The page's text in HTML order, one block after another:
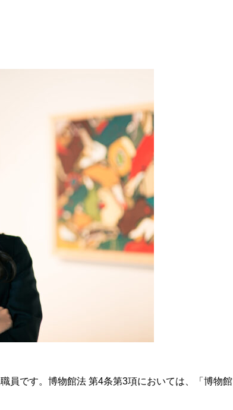
員です。博物館法 第4条第3項においては、「博物館